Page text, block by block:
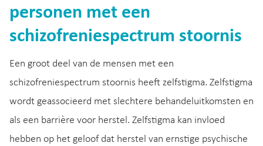
personen met een
schizofreniespectrum stoornis
Een groot deel van de mensen met een
schizofreniespectrum stoornis heeft zelfstigma. Zelfstigma
wordt geassocieerd met slechtere behandeluitkomsten en
als een barrière voor herstel. Zelfstigma kan invloed
hebben op het geloof dat herstel van ernstige psychische